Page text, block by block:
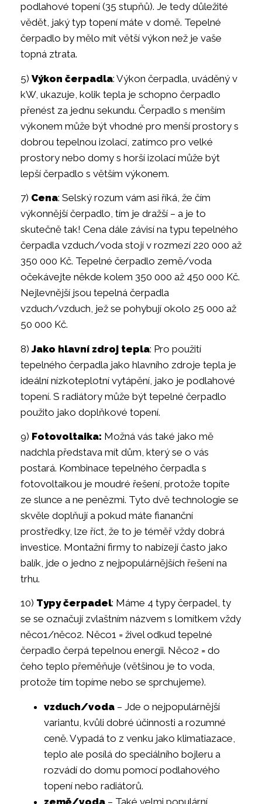
podlahové topení (35 stupňů). Je tedy důležité
vědět, jaký typ topení máte v domě. Tepelné
čerpadlo by mělo mít větší výkon než je vaše
topná ztrata.
5) Výkon čerpadla: Výkon čerpadla, uváděný v
kW, ukazuje, kolik tepla je schopno čerpadlo
přenést za jednu sekundu. Čerpadlo s menším
výkonem může být vhodné pro menší prostory s
dobrou tepelnou izolací, zatímco pro velké
prostory nebo domy s horší izolací může být
lepší čerpadlo s větším výkonem.
7) Cena: Selský rozum vám asi říká, že čím
výkonnější čerpadlo, tím je dražší – a je to
skutečně tak! Cena dále závisí na typu tepelného
čerpadla vzduch/voda stojí v rozmezí 220 000 až
350 000 Kč. Tepelné čerpadlo země/voda
očekávejte někde kolem 350 000 až 450 000 Kč.
Nejlevnější jsou tepelná čerpadla
vzduch/vzduch, jež se pohybují okolo 25 000 až
50 000 Kč.
8) Jako hlavní zdroj tepla: Pro použití
tepelného čerpadla jako hlavního zdroje tepla je
ideální nízkoteplotní vytápění, jako je podlahové
topení. S radiátory může být tepelné čerpadlo
použito jako doplňkové topení.
9) Fotovoltaika: Možná vás také jako mě
nadchla představa mít dům, který se o vás
postará. Kombinace tepelného čerpadla s
fotovoltaikou je moudré řešení, protože topíte
ze slunce a ne penězmi. Tyto dvě technologie se
skvěle doplňují a pokud máte fiananční
prostředky, lze říct, že to je téměř vždy dobrá
investice. Montažní firmy to nabízejí často jako
balík, jde o jedno z nejpopulárnějších řešení na
trhu.
10) Typy čerpadel: Máme 4 typy čerpadel, ty
se se označují zvlaštním názvem s lomítkem vždy
něco1/něco2. Něco1 = živel odkud tepelné
čerpadlo čerpá tepelnou energii. Něco2 = do
čeho teplo přeměňuje (většinou je to voda,
protože tím topíme nebo se sprchujeme).
vzduch/voda – Jde o nejpopulárnější
variantu, kvůli dobré účinnosti a rozumné
ceně. Vypadá to z venku jako klimatiazace,
teplo ale posílá do speciálního bojleru a
rozvádí do domu pomocí podlahového
topení nebo radiátorů.
země/voda – Také velmi populární